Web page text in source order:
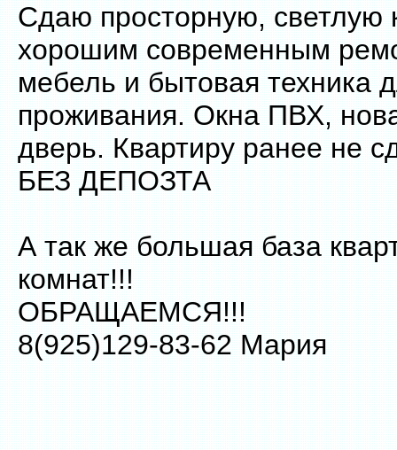
Сдаю просторную, светлую
хорошим современным
мебель и бытовая техника
проживания. Окна ПВХ,
дверь. Квартиру ранее не
БЕЗ ДЕПОЗТА
А так же большая база
комнат!!!
ОБРАЩАЕМСЯ!!!
8(925)129-83-62 Мария